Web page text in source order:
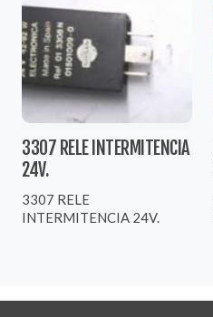
3307 RELE INTERMITENCIA
24V.
3307 RELE
INTERMITENCIA 24V.